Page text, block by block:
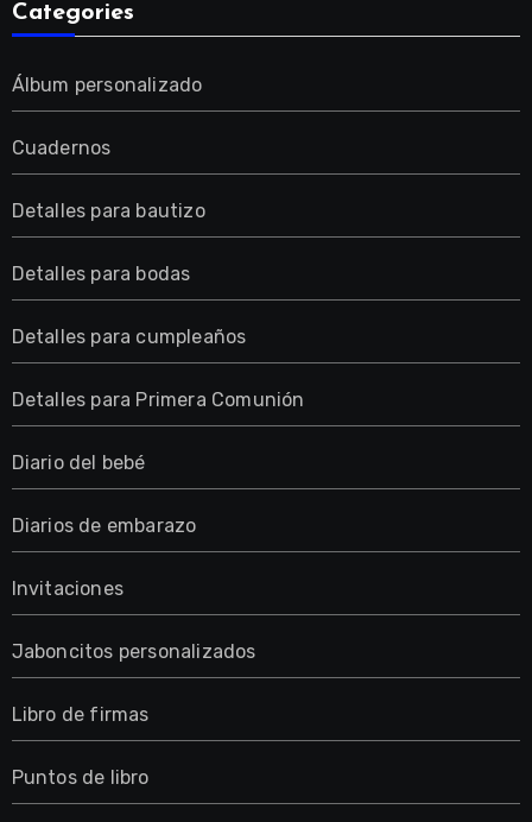
Categories
Álbum personalizado
Cuadernos
Detalles para bautizo
Detalles para bodas
Detalles para cumpleaños
Detalles para Primera Comunión
Diario del bebé
Diarios de embarazo
Invitaciones
Jaboncitos personalizados
Libro de firmas
Puntos de libro